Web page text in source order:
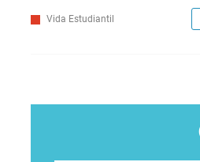
Vida Estudiantil